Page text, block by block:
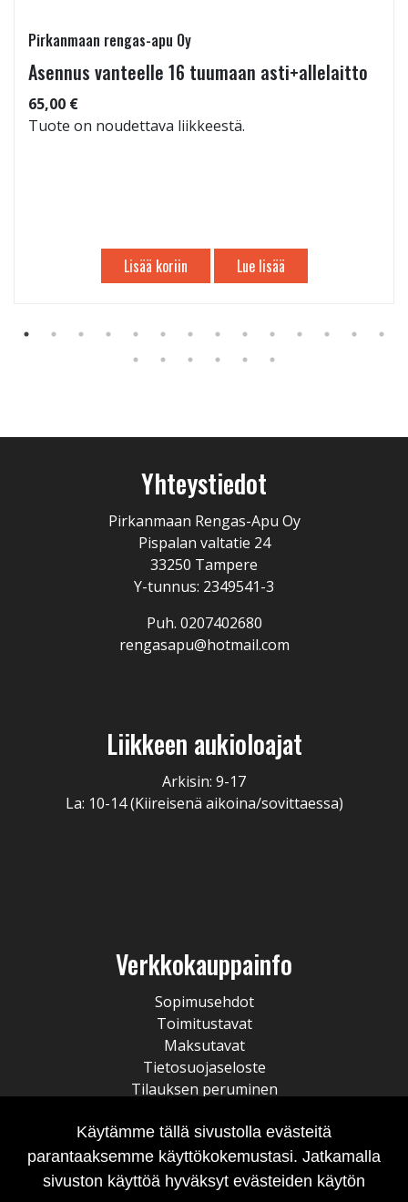
Pirkanmaan rengas-apu Oy
Asennus vanteelle 16 tuumaan asti+allelaitto
65,00 €
Tuote on noudettava liikkeestä.
Lisää koriin Lue lisää
Yhteystiedot
Pirkanmaan Rengas-Apu Oy
Pispalan valtatie 24
33250 Tampere
Y-tunnus: 2349541-3
Puh. 0207402680
rengasapu@hotmail.com
Liikkeen aukioloajat
Arkisin: 9-17
La: 10-14 (Kiireisenä aikoina/sovittaessa)
Verkkokauppainfo
Sopimusehdot
Toimitustavat
Maksutavat
Tietosuojaseloste
Tilauksen peruminen
Käytämme tällä sivustolla evästeitä
parantaaksemme käyttökokemustasi. Jatkamalla
sivuston käyttöä hyväksyt evästeiden käytön